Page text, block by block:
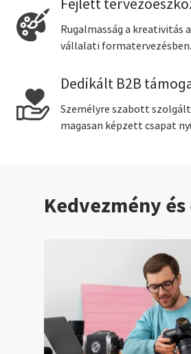
Fejlett
Rugalmasság a kreativitás
vállalati formatervezésben.
Dedikált B2B
Személyre szabott
magasan képzett csapat
Kedvezmény